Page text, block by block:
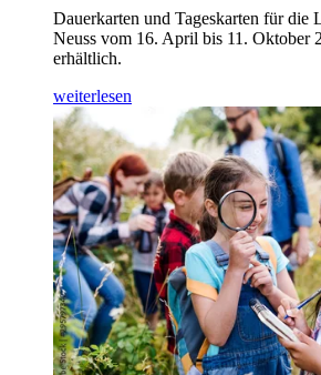
Dauerkarten und Tageskarten für die
Neuss vom 16. April bis 11. Oktober
erhältlich.
weiterlesen